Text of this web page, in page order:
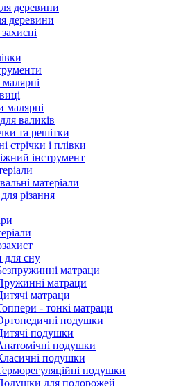
деревини
деревини
малярні
валиків
та решітки
стрічки і плівки
інструмент
матеріали
різання
для сну
матраци
матраци
матраци
- тонкі матраци
подушки
подушки
подушки
подушки
подушки
для подорожей